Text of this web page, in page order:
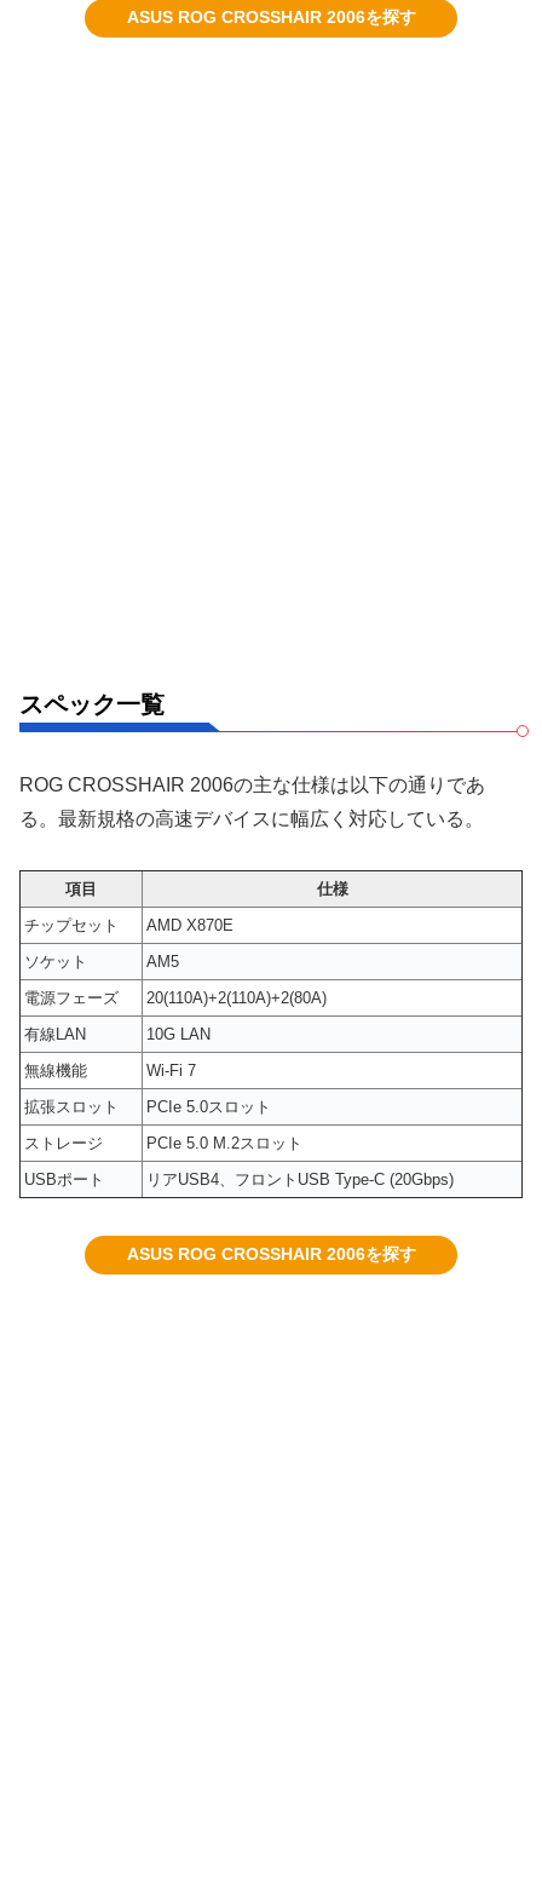
ASUS ROG CROSSHAIR 2006を探す
スペック一覧
ROG CROSSHAIR 2006の主な仕様は以下の通りであ
る。最新規格の高速デバイスに幅広く対応している。
項目
仕様
チップセット
AMD X870E
ソケット
AM5
電源フェーズ
20(110A)+2(110A)+2(80A)
有線LAN
10G LAN
無線機能
Wi-Fi 7
拡張スロット
PCIe 5.0スロット
ストレージ
PCIe 5.0 M.2スロット
USBポート
リアUSB4、フロントUSB Type-C (20Gbps)
ASUS ROG CROSSHAIR 2006を探す